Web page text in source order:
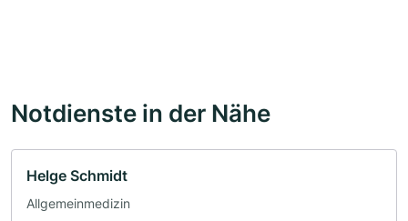
Notdienste in der Nähe
Helge Schmidt
Allgemeinmedizin